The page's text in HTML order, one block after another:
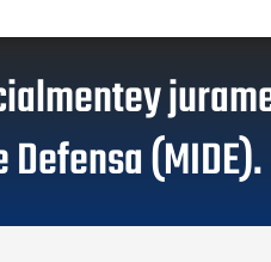
(MIDE).